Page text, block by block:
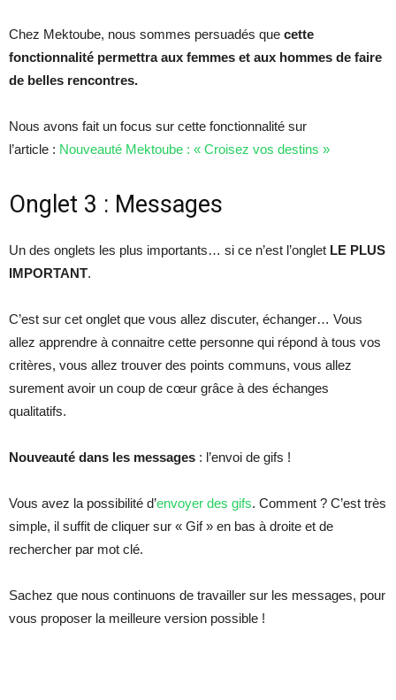
Chez Mektoube, nous sommes persuadés que cette
fonctionnalité permettra aux femmes et aux hommes de faire
de belles rencontres.
Nous avons fait un focus sur cette fonctionnalité sur
l’article : Nouveauté Mektoube : « Croisez vos destins »
Onglet 3 : Messages
Un des onglets les plus importants… si ce n’est l’onglet LE PLUS
IMPORTANT.
C’est sur cet onglet que vous allez discuter, échanger… Vous
allez apprendre à connaitre cette personne qui répond à tous vos
critères, vous allez trouver des points communs, vous allez
surement avoir un coup de cœur grâce à des échanges
qualitatifs.
Nouveauté dans les messages : l’envoi de gifs !
Vous avez la possibilité d’envoyer des gifs. Comment ? C’est très
simple, il suffit de cliquer sur « Gif » en bas à droite et de
rechercher par mot clé.
Sachez que nous continuons de travailler sur les messages, pour
vous proposer la meilleure version possible !